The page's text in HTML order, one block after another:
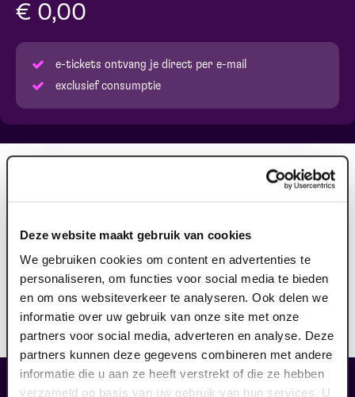
Deze website maakt gebruik van cookies
We gebruiken cookies om content en advertenties te
personaliseren, om functies voor social media te bieden
en om ons websiteverkeer te analyseren. Ook delen we
informatie over uw gebruik van onze site met onze
partners voor social media, adverteren en analyse. Deze
partners kunnen deze gegevens combineren met andere
informatie die u aan ze heeft verstrekt of die ze hebben
verzameld op basis van uw gebruik van hun services. U
€ 0,00
e-tickets ontvang je direct per e-mail
exclusief consumptie
juiste achtergrondinformatie.
Goed voorbereid naar een voorstelling gaan biedt vaak
meer kijk- en luisterplezier. Bij deze voorstelling wordt
een voorprogramma verzorgd door een deskundige.
Het voorprogramma is gratis te bezoeken, reserveren
is wel noodzakelijk. Een consumptie is niet inbegrepen.
Wij wensen je veel kijk- en luisterplezier!